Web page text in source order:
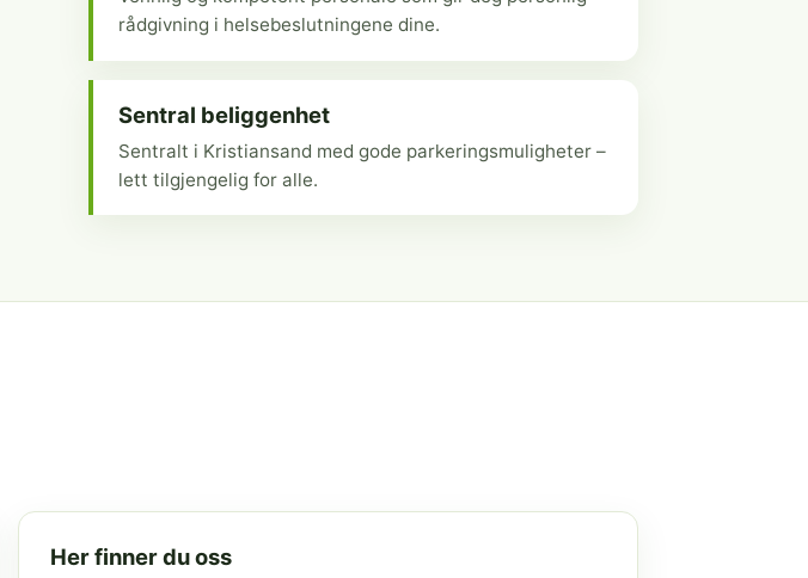
rådgivning i helsebeslutningene dine.
Sentral beliggenhet
Sentralt i Kristiansand med gode parkeringsmuligheter –
lett tilgjengelig for alle.
Her finner du oss